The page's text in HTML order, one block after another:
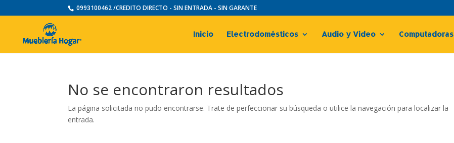
0993100462 /CREDITO DIRECTO - SIN ENTRADA - SIN GARANTE
Inicio Electrodomésticos Audio y Video Computadoras
No se encontraron resultados
La página solicitada no pudo encontrarse. Trate de perfeccionar su búsqueda o utilice la navegación para localizar la
entrada.